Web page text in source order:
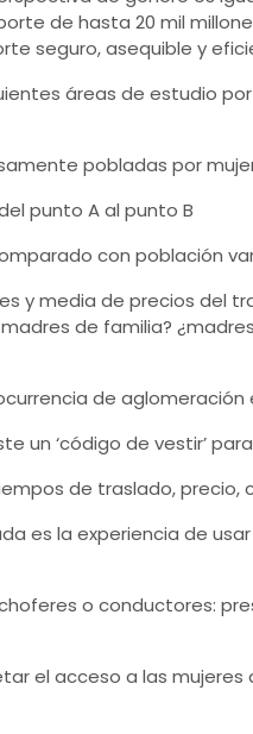
de hasta 20 mil
seguro, asequible y
áreas de estudio
pobladas por
punto A al punto B
con población
y media de precios del
de familia?
de aglomeración
un ‘código de vestir’
de traslado, precio,
es la experiencia de
o conductores:
el acceso a las